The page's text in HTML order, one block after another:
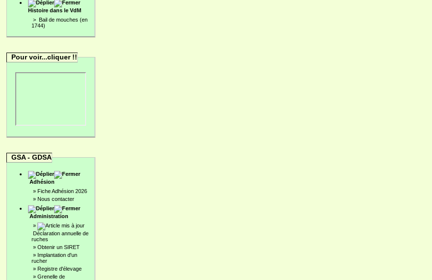
Histoire dans le VdM
> Bail de mouches (en
1744)
Pour voir...cliquer !!
GSA - GDSA
Adhésion
» Fiche Adhésion 2026
» Nous contacter
Administration
»
Déclaration annuelle de
ruches
» Obtenir un SIRET
» Implantation d'un
rucher
» Registre d'élevage
» Grenelle de